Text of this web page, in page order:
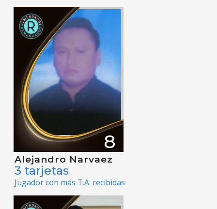
8
Alejandro Narvaez
3 tarjetas
Jugador con más T.A. recibidas